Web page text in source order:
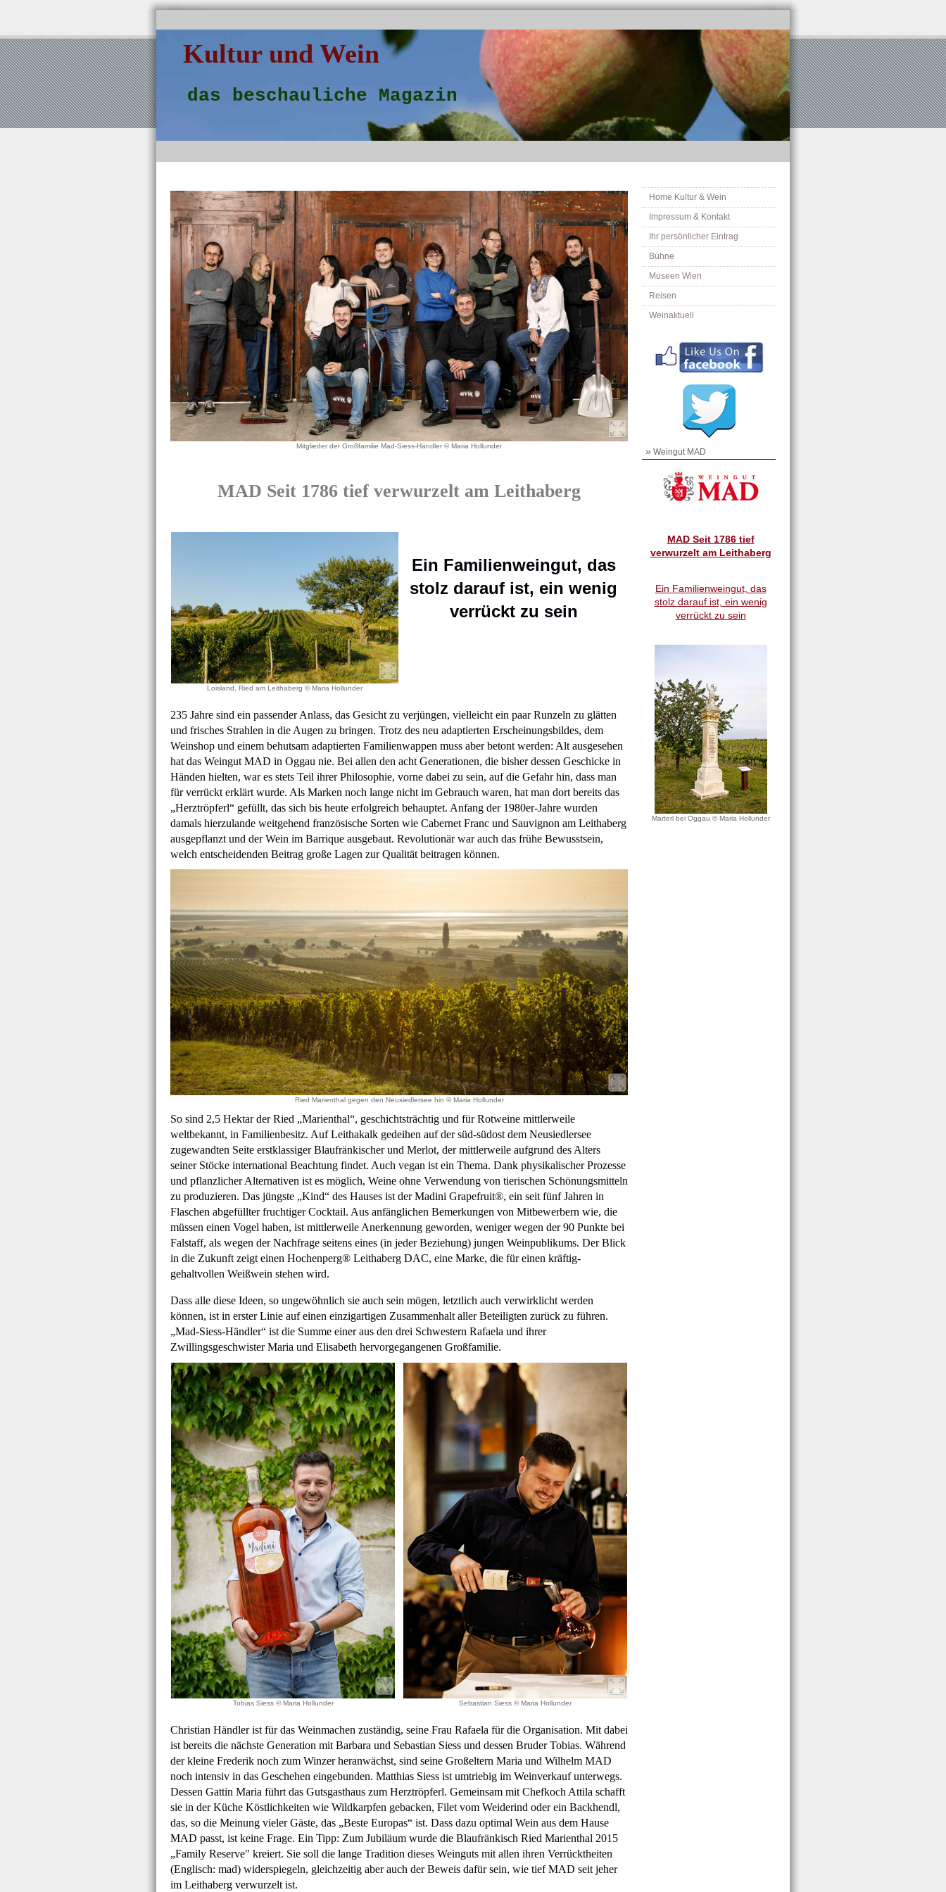
Kultur und Wein
das beschauliche Magazin
Home Kultur & Wein
Impressum & Kontakt
Ihr persönlicher Eintrag
Bühne
Museen Wien
Reisen
Weinaktuell
» Weingut MAD
MAD Seit 1786 tief
verwurzelt am Leithaberg
Ein Familienweingut, das
stolz darauf ist, ein wenig
verrückt zu sein
Marterl bei Oggau © Maria Hollunder
Mitglieder der Großfamilie Mad-Siess-Händler © Maria Hollunder
MAD Seit 1786 tief verwurzelt am Leithaberg
Loisland, Ried am Leithaberg © Maria Hollunder
Ein Familienweingut, das
stolz darauf ist, ein wenig
verrückt zu sein
235 Jahre sind ein passender Anlass, das Gesicht zu verjüngen, vielleicht ein paar Runzeln zu glätten
und frisches Strahlen in die Augen zu bringen. Trotz des neu adaptierten Erscheinungsbildes, dem
Weinshop und einem behutsam adaptierten Familienwappen muss aber betont werden: Alt ausgesehen
hat das Weingut MAD in Oggau nie. Bei allen den acht Generationen, die bisher dessen Geschicke in
Händen hielten, war es stets Teil ihrer Philosophie, vorne dabei zu sein, auf die Gefahr hin, dass man
für verrückt erklärt wurde. Als Marken noch lange nicht im Gebrauch waren, hat man dort bereits das
„Herztröpferl“ gefüllt, das sich bis heute erfolgreich behauptet. Anfang der 1980er-Jahre wurden
damals hierzulande weitgehend französische Sorten wie Cabernet Franc und Sauvignon am Leithaberg
ausgepflanzt und der Wein im Barrique ausgebaut. Revolutionär war auch das frühe Bewusstsein,
welch entscheidenden Beitrag große Lagen zur Qualität beitragen können.
Ried Marienthal gegen den Neusiedlersee hin © Maria Hollunder
So sind 2,5 Hektar der Ried „Marienthal“, geschichtsträchtig und für Rotweine mittlerweile
weltbekannt, in Familienbesitz. Auf Leithakalk gedeihen auf der süd-südost dem Neusiedlersee
zugewandten Seite erstklassiger Blaufränkischer und Merlot, der mittlerweile aufgrund des Alters
seiner Stöcke international Beachtung findet. Auch vegan ist ein Thema. Dank physikalischer Prozesse
und pflanzlicher Alternativen ist es möglich, Weine ohne Verwendung von tierischen Schönungsmitteln
zu produzieren. Das jüngste „Kind“ des Hauses ist der Madini Grapefruit®, ein seit fünf Jahren in
Flaschen abgefüllter fruchtiger Cocktail. Aus anfänglichen Bemerkungen von Mitbewerbern wie, die
müssen einen Vogel haben, ist mittlerweile Anerkennung geworden, weniger wegen der 90 Punkte bei
Falstaff, als wegen der Nachfrage seitens eines (in jeder Beziehung) jungen Weinpublikums. Der Blick
in die Zukunft zeigt einen Hochenperg® Leithaberg DAC, eine Marke, die für einen kräftig-
gehaltvollen Weißwein stehen wird.
Dass alle diese Ideen, so ungewöhnlich sie auch sein mögen, letztlich auch verwirklicht werden
können, ist in erster Linie auf einen einzigartigen Zusammenhalt aller Beteiligten zurück zu führen.
„Mad-Siess-Händler“ ist die Summe einer aus den drei Schwestern Rafaela und ihrer
Zwillingsgeschwister Maria und Elisabeth hervorgegangenen Großfamilie.
Tobias Siess © Maria Hollunder Sebastian Siess © Maria Hollunder
Christian Händler ist für das Weinmachen zuständig, seine Frau Rafaela für die Organisation. Mit dabei
ist bereits die nächste Generation mit Barbara und Sebastian Siess und dessen Bruder Tobias. Während
der kleine Frederik noch zum Winzer heranwächst, sind seine Großeltern Maria und Wilhelm MAD
noch intensiv in das Geschehen eingebunden. Matthias Siess ist umtriebig im Weinverkauf unterwegs.
Dessen Gattin Maria führt das Gutsgasthaus zum Herztröpferl. Gemeinsam mit Chefkoch Attila schafft
sie in der Küche Köstlichkeiten wie Wildkarpfen gebacken, Filet vom Weiderind oder ein Backhendl,
das, so die Meinung vieler Gäste, das „Beste Europas“ ist. Dass dazu optimal Wein aus dem Hause
MAD passt, ist keine Frage. Ein Tipp: Zum Jubiläum wurde die Blaufränkisch Ried Marienthal 2015
„Family Reserve" kreiert. Sie soll die lange Tradition dieses Weinguts mit allen ihren Verrücktheiten
(Englisch: mad) widerspiegeln, gleichzeitig aber auch der Beweis dafür sein, wie tief MAD seit jeher
im Leithaberg verwurzelt ist.